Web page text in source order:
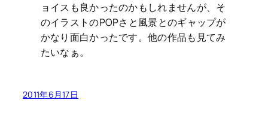
ョイスも良かったのかもしれませんが、そ
のイラストのPOPさと風景とのギャップが
かなり面白かったです。他の作品も見てみ
たいなぁ。
2011年6月17日